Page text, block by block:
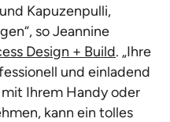
Kapuzenpulli,
so Jeannine
Design + Build. „Ihre
und einladend
mit Ihrem Handy oder
kann ein tolles